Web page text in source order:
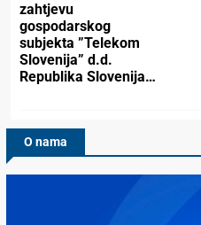
zahtjevu
gospodarskog
subjekta ”Telekom
Slovenija” d.d.
Republika Slovenija…
O nama